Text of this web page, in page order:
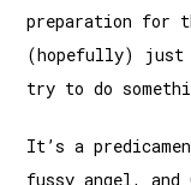
preparation for
(hopefully) just
try to do
It’s a
fussy angel, and